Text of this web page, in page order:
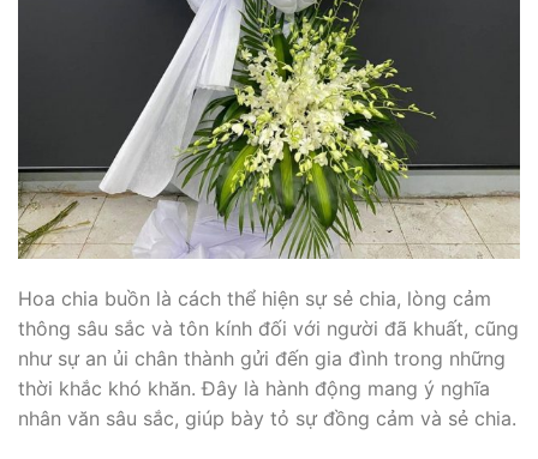
Hoa chia buồn là cách thể hiện sự sẻ chia, lòng cảm
thông sâu sắc và tôn kính đối với người đã khuất, cũng
như sự an ủi chân thành gửi đến gia đình trong những
thời khắc khó khăn. Đây là hành động mang ý nghĩa
nhân văn sâu sắc, giúp bày tỏ sự đồng cảm và sẻ chia.